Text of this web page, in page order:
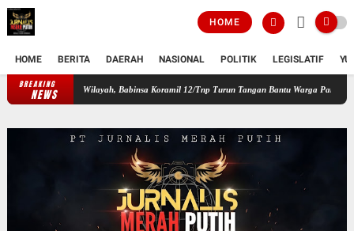
HOME
HOME BERITA DAERAH NASIONAL POLITIK LEGISLATIF
BREAKING
NEWS
Pangan Wilayah, Babinsa Koramil 12/Tnp Turun Tangan Bantu Warga Panen Bayam